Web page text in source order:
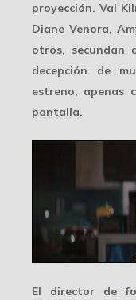
proyección. Val
Diane Venora,
otros, secundan
decepción de
estreno, apenas
pantalla.
El director de